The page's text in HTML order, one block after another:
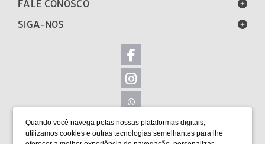
Quando você navega pelas nossas plataformas digitais,
utilizamos cookies e outras tecnologias semelhantes para lhe
FALE CONOSCO
SIGA-NOS
LOCALIZAÇÃO